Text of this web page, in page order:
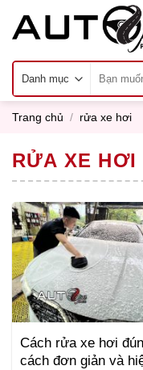
kiếm:
Trang chủ / rửa xe hơi
RỬA XE HƠI
Cách rửa xe hơi
cách đơn giản và